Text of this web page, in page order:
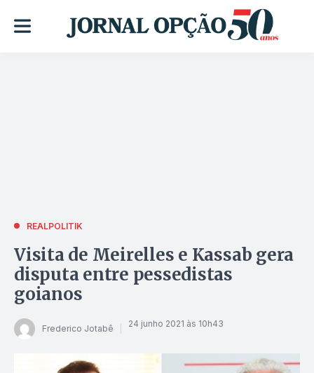
REALPOLITIK
Visita de Meirelles e Kassab gera
disputa entre pessedistas
goianos
Frederico Jotabê 24 junho 2021 às 10h43